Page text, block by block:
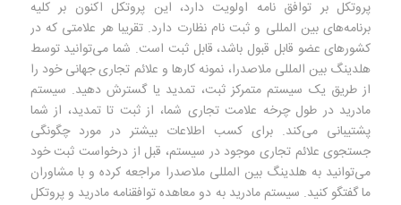
پروتکل بر توافق نامه اولویت دارد، این پروتکل اکنون بر کلیه
برنامه‌های بین المللی و ثبت نام نظارت دارد. تقریبا هر علامتی که در
کشورهای عضو قابل قبول باشد، قابل ثبت است. شما می‌توانید توسط
هلدینگ بین المللی ملاصدرا، نمونه کارها و علائم تجاری جهانی خود را
از طریق یک سیستم متمرکز ثبت، تمدید یا گسترش دهید. سیستم
مادرید در طول چرخه علامت تجاری شما، از ثبت تا تمدید، از شما
پشتیبانی می‌کند. برای کسب اطلاعات بیشتر در مورد چگونگی
جستجوی علائم تجاری موجود در سیستم، قبل از درخواست ثبت خود
می‌توانید به هلدینگ بین المللی ملاصدرا مراجعه کرده و با مشاوران
ما گفتگو کنید. سیستم مادرید به دو معاهده توافقنامه مادرید و پروتکل